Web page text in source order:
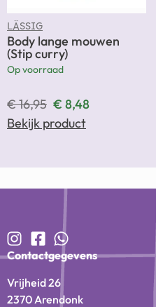
LÄSSIG
Body lange mouwen
(Stip curry)
Op voorraad
€16,95 € 8,48
Bekijk product
Contactgegevens
Vrijheid 26
2370 Arendonk